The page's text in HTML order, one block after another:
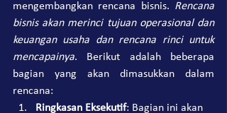
mengembangkan rencana bisnis. Rencana
bisnis akan merinci tujuan operasional dan
keuangan usaha dan rencana rinci untuk
mencapainya. Berikut adalah beberapa
bagian yang akan dimasukkan dalam
rencana:
Ringkasan Eksekutif: Bagian ini akan